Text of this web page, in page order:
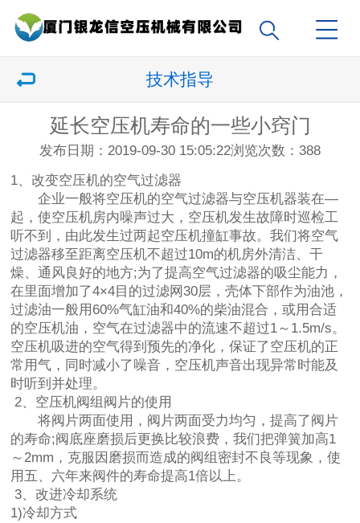
技术指导
延长空压机寿命的一些小窍门
发布日期：2019-09-30 15:05:22浏览次数： 388
1、改变空压机的空气过滤器
企业一般将空压机的空气过滤器与空压机器装在—
起，使空压机房内噪声过大，空压机发生故障时巡检工
听不到，由此发生过两起空压机撞缸事故。我们将空气
过滤器移至距离空压机不超过10m的机房外清洁、干
燥、通风良好的地方;为了提高空气过滤器的吸尘能力，
在里面增加了4×4目的过滤网30层，壳体下部作为油池，
过滤油一般用60%气缸油和40%的柴油混合，或用合适
的空压机油，空气在过滤器中的流速不超过1～1.5m/s。
空压机吸进的空气得到预先的净化，保证了空压机的正
常用气，同时减小了噪音，空压机声音出现异常时能及
时听到并处理。
2、空压机阀组阀片的使用
将阀片两面使用，阀片两面受力均匀，提高了阀片
的寿命;阀底座磨损后更换比较浪费，我们把弹簧加高1
～2mm，克服因磨损而造成的阀组密封不良等现象，使
用五、六年来阀件的寿命提高1倍以上。
3、改进冷却系统
1)冷却方式